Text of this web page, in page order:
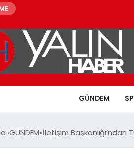
GÜNDEM
GÜNDEM İletişim Başkanlığı’ndan